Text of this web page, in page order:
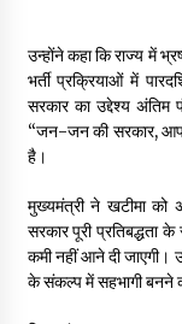
उन्होंने कहा कि राज्य में
भर्ती प्रक्रियाओं में
सरकार का उद्देश्य
“जन-जन की सरकार,
है।
मुख्यमंत्री ने खटीमा को
सरकार पूरी प्रतिबद्धता
कमी नहीं आने दी जाएगी।
के संकल्प में सहभागी बनने